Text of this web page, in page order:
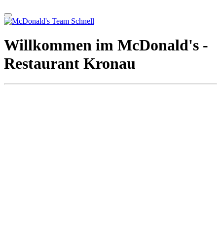
Willkommen im McDonald's ­
Restaurant Kronau